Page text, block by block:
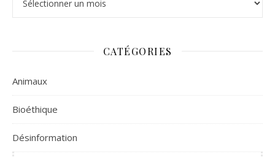
CATÉGORIES
Animaux
Bioéthique
Désinformation